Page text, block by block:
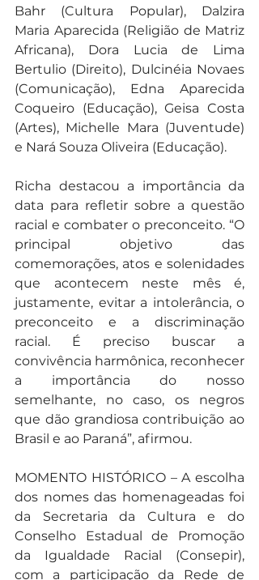
Bahr (Cultura Popular), Dalzira
Maria Aparecida (Religião de Matriz
Africana), Dora Lucia de Lima
Bertulio (Direito), Dulcinéia Novaes
(Comunicação), Edna Aparecida
Coqueiro (Educação), Geisa Costa
(Artes), Michelle Mara (Juventude)
e Nará Souza Oliveira (Educação).
Richa destacou a importância da
data para refletir sobre a questão
racial e combater o preconceito. “O
principal objetivo das
comemorações, atos e solenidades
que acontecem neste mês é,
justamente, evitar a intolerância, o
preconceito e a discriminação
racial. É preciso buscar a
convivência harmônica, reconhecer
a importância do nosso
semelhante, no caso, os negros
que dão grandiosa contribuição ao
Brasil e ao Paraná”, afirmou.
MOMENTO HISTÓRICO – A escolha
dos nomes das homenageadas foi
da Secretaria da Cultura e do
Conselho Estadual de Promoção
da Igualdade Racial (Consepir),
com a participação da Rede de